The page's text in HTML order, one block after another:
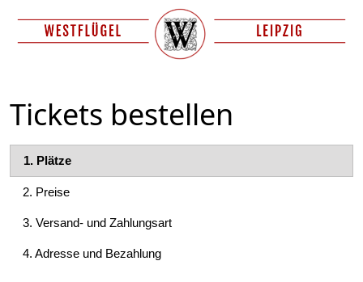
Tickets bestellen
1. Plätze
2. Preise
3. Versand- und Zahlungsart
4. Adresse und Bezahlung